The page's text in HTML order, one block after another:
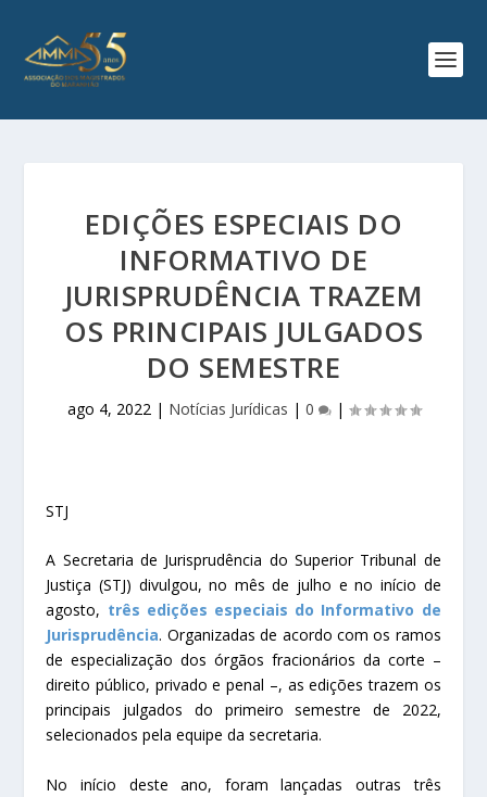
EDIÇÕES ESPECIAIS DO
INFORMATIVO DE
JURISPRUDÊNCIA TRAZEM
OS PRINCIPAIS JULGADOS
DO SEMESTRE
ago 4, 2022| Notícias Jurídicas | 0 |
STJ
A Secretaria de Jurisprudência do Superior Tribunal de
Justiça (STJ) divulgou, no mês de julho e no início de
agosto, três edições especiais do Informativo de
Jurisprudência. Organizadas de acordo com os ramos
de especialização dos órgãos fracionários da corte –
direito público, privado e penal –, as edições trazem os
principais julgados do primeiro semestre de 2022,
selecionados pela equipe da secretaria.
No início deste ano, foram lançadas outras três